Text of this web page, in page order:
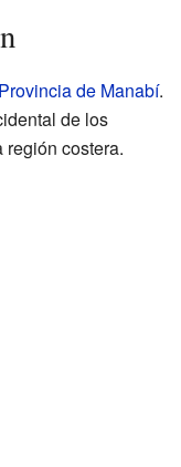
Provincia de Manabí.
de los
costera.